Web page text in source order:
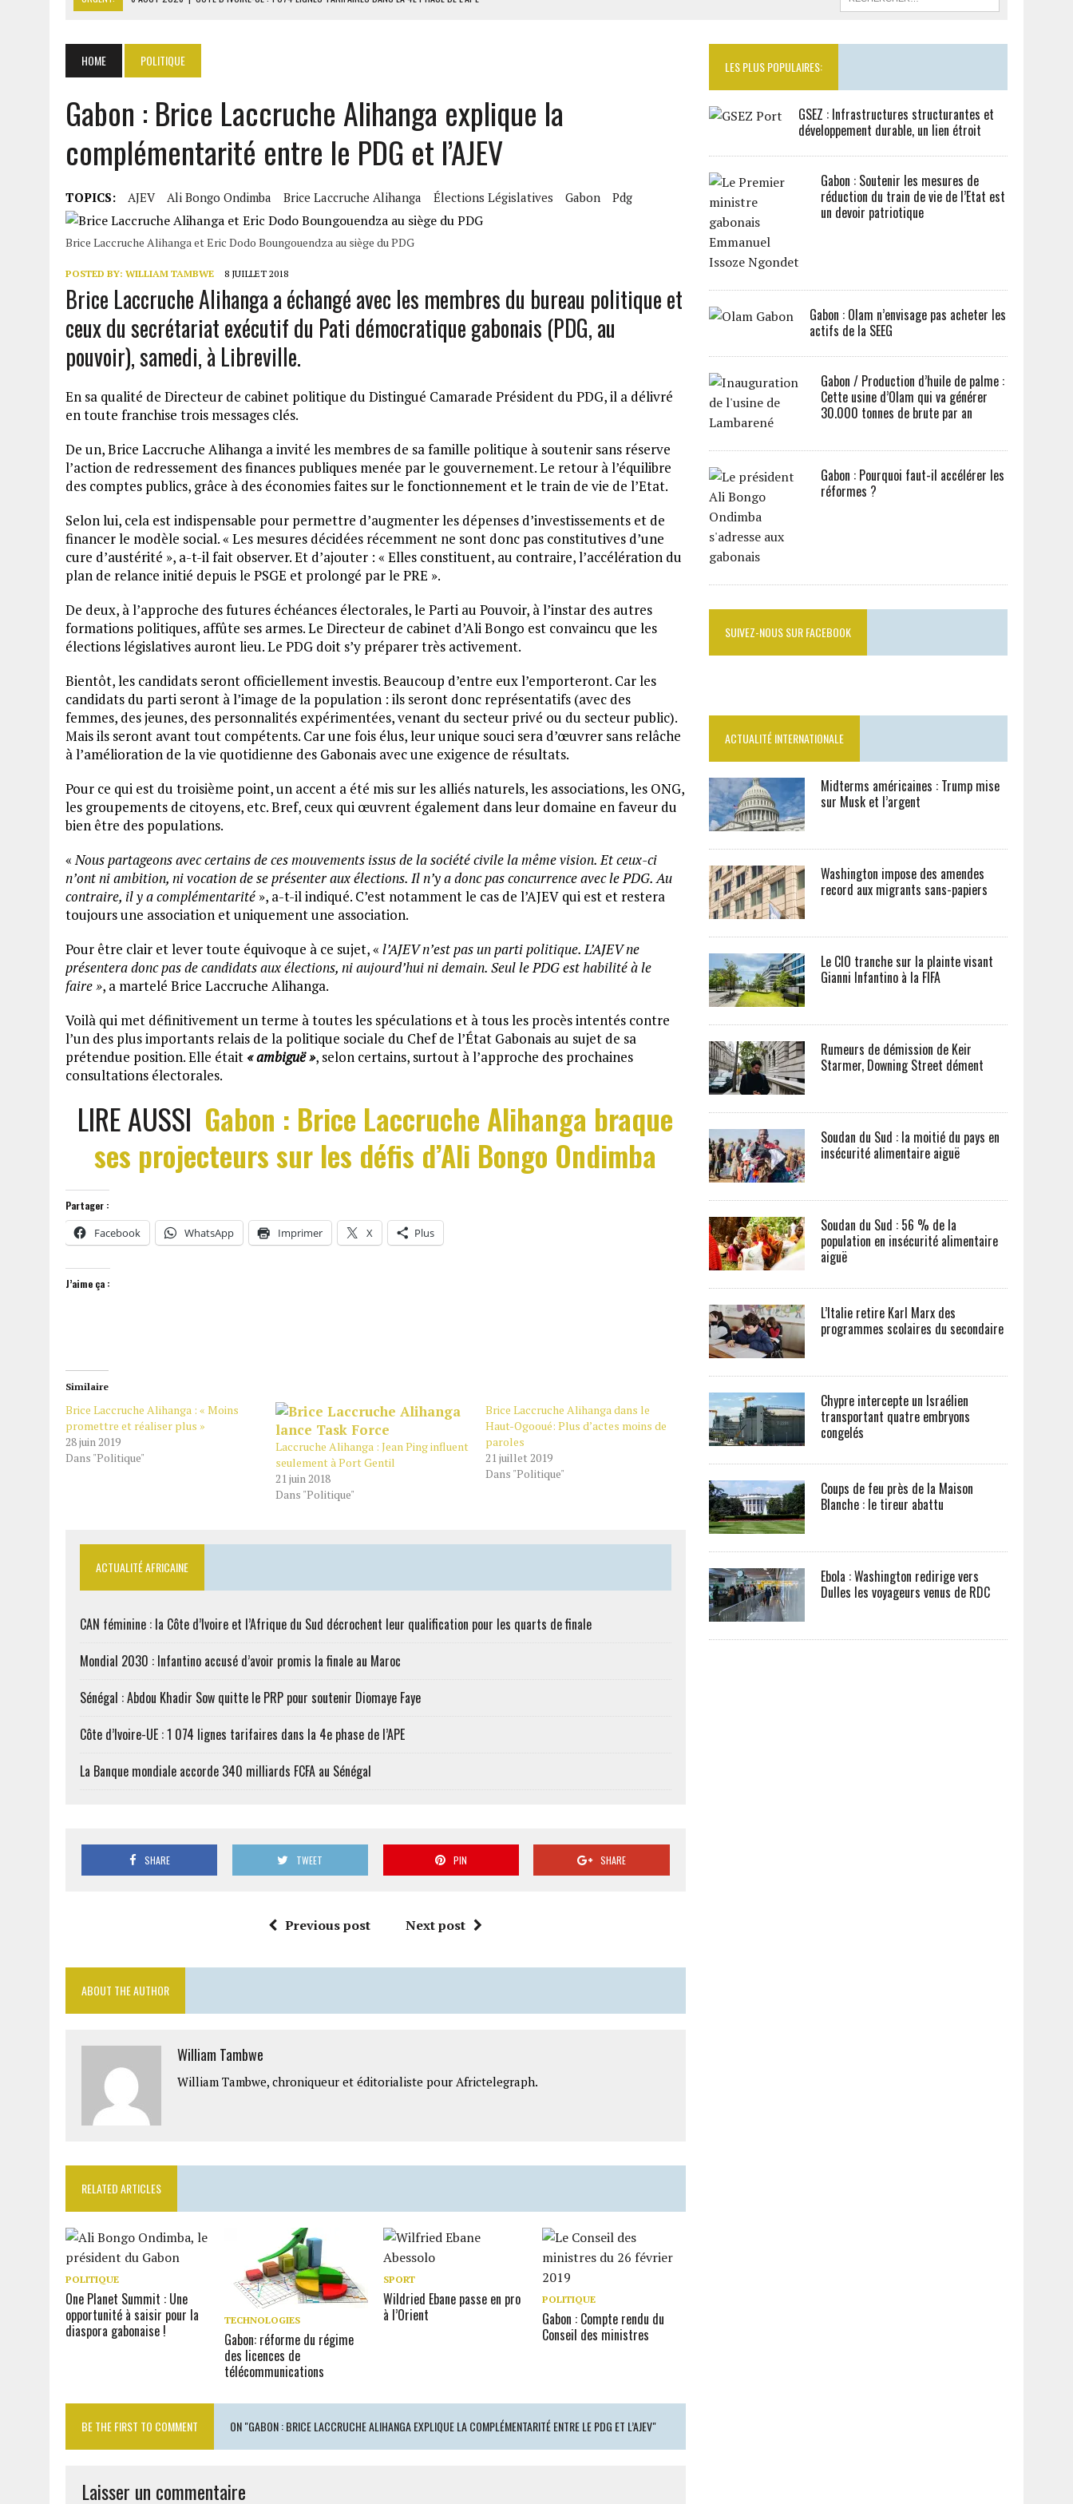
6 AOÛT 2026 | MONDIAL 2030 : INFANTINO ACCUSÉ D’AVOIR PROMIS LA FINALE AU MAROC
6 AOÛT 2026
SÉNÉGAL : ABDOU KHADIR SOW QUITTE LE PRP POUR SOUTENIR DIOMAYE FAYE
HOME POLITIQUE
Gabon : Brice Laccruche Alihanga explique la
complémentarité entre le PDG et l’AJEV
TOPICS: AJEV Ali Bongo Ondimba Brice Laccruche Alihanga Élections Législatives Gabon Pdg
Brice Laccruche Alihanga et Eric Dodo Boungouendza au siège du PDG
POSTED BY: WILLIAM TAMBWE 8 JUILLET 2018
Brice Laccruche Alihanga a échangé avec les membres du bureau politique et
ceux du secrétariat exécutif du Pati démocratique gabonais (PDG, au
pouvoir), samedi, à Libreville.
En sa qualité de Directeur de cabinet politique du Distingué Camarade Président du PDG, il a délivré
en toute franchise trois messages clés.
De un, Brice Laccruche Alihanga a invité les membres de sa famille politique à soutenir sans réserve
l’action de redressement des finances publiques menée par le gouvernement. Le retour à l’équilibre
des comptes publics, grâce à des économies faites sur le fonctionnement et le train de vie de l’Etat.
Selon lui, cela est indispensable pour permettre d’augmenter les dépenses d’investissements et de
financer le modèle social. « Les mesures décidées récemment ne sont donc pas constitutives d’une
cure d’austérité », a-t-il fait observer. Et d’ajouter : « Elles constituent, au contraire, l’accélération du
plan de relance initié depuis le PSGE et prolongé par le PRE ».
De deux, à l’approche des futures échéances électorales, le Parti au Pouvoir, à l’instar des autres
formations politiques, affûte ses armes. Le Directeur de cabinet d’Ali Bongo est convaincu que les
élections législatives auront lieu. Le PDG doit s’y préparer très activement.
Bientôt, les candidats seront officiellement investis. Beaucoup d’entre eux l’emporteront. Car les
candidats du parti seront à l’image de la population : ils seront donc représentatifs (avec des
femmes, des jeunes, des personnalités expérimentées, venant du secteur privé ou du secteur public).
Mais ils seront avant tout compétents. Car une fois élus, leur unique souci sera d’œuvrer sans relâche
à l’amélioration de la vie quotidienne des Gabonais avec une exigence de résultats.
Pour ce qui est du troisième point, un accent a été mis sur les alliés naturels, les associations, les ONG,
les groupements de citoyens, etc. Bref, ceux qui œuvrent également dans leur domaine en faveur du
bien être des populations.
«Nous partageons avec certains de ces mouvements issus de la société civile la même vision. Et ceux-ci
n’ont ni ambition, ni vocation de se présenter aux élections. Il n’y a donc pas concurrence avec le PDG. Au
contraire, il y a complémentarité », a-t-il indiqué. C’est notamment le cas de l’AJEV qui est et restera
toujours une association et uniquement une association.
Pour être clair et lever toute équivoque à ce sujet, « l’AJEV n’est pas un parti politique. L’AJEV ne
présentera donc pas de candidats aux élections, ni aujourd’hui ni demain. Seul le PDG est habilité à le
faire », a martelé Brice Laccruche Alihanga.
Voilà qui met définitivement un terme à toutes les spéculations et à tous les procès intentés contre
l’un des plus importants relais de la politique sociale du Chef de l’État Gabonais au sujet de sa
prétendue position. Elle était« ambiguë », selon certains, surtout à l’approche des prochaines
consultations électorales.
LIRE AUSSI Gabon : Brice Laccruche Alihanga braque
ses projecteurs sur les défis d’Ali Bongo Ondimba
Partager :
Facebook WhatsApp Imprimer X Plus
J’aime ça :
Similaire
Brice Laccruche Alihanga : « Moins
promettre et réaliser plus »
28 juin 2019
Dans "Politique"
Laccruche Alihanga : Jean Ping influent
seulement à Port Gentil
21 juin 2018
Dans "Politique"
Brice Laccruche Alihanga dans le
Haut-Ogooué: Plus d’actes moins de
paroles
21 juillet 2019
Dans "Politique"
ACTUALITÉ AFRICAINE
CAN féminine : la Côte d’Ivoire et l’Afrique du Sud décrochent leur qualification pour les quarts de finale
Mondial 2030 : Infantino accusé d’avoir promis la finale au Maroc
Sénégal : Abdou Khadir Sow quitte le PRP pour soutenir Diomaye Faye
Côte d’Ivoire-UE : 1 074 lignes tarifaires dans la 4e phase de l’APE
La Banque mondiale accorde 340 milliards FCFA au Sénégal
SHARE TWEET PIN SHARE
Previous post Next post
ABOUT THE AUTHOR
William Tambwe
William Tambwe, chroniqueur et éditorialiste pour Africtelegraph.
RELATED ARTICLES
POLITIQUE
One Planet Summit : Une
opportunité à saisir pour la
diaspora gabonaise !
TECHNOLOGIES
Gabon: réforme du régime
des licences de
télécommunications
SPORT
Wildried Ebane passe en pro
à l’Orient
POLITIQUE
Gabon : Compte rendu du
Conseil des ministres
BE THE FIRST TO COMMENT ON "GABON : BRICE LACCRUCHE ALIHANGA EXPLIQUE LA COMPLÉMENTARITÉ ENTRE LE PDG ET L’AJEV"
Laisser un commentaire
LES PLUS POPULAIRES:
GSEZ : Infrastructures structurantes et
développement durable, un lien étroit
Gabon : Soutenir les mesures de
réduction du train de vie de l’Etat est
un devoir patriotique
Gabon : Olam n’envisage pas acheter les
actifs de la SEEG
Gabon / Production d’huile de palme :
Cette usine d’Olam qui va générer
30.000 tonnes de brute par an
Gabon : Pourquoi faut-il accélérer les
réformes ?
SUIVEZ-NOUS SUR FACEBOOK
ACTUALITÉ INTERNATIONALE
Midterms américaines : Trump mise
sur Musk et l’argent
Washington impose des amendes
record aux migrants sans-papiers
Le CIO tranche sur la plainte visant
Gianni Infantino à la FIFA
Rumeurs de démission de Keir
Starmer, Downing Street dément
Soudan du Sud : la moitié du pays en
insécurité alimentaire aiguë
Soudan du Sud : 56 % de la
population en insécurité alimentaire
aiguë
L’Italie retire Karl Marx des
programmes scolaires du secondaire
Chypre intercepte un Israélien
transportant quatre embryons
congelés
Coups de feu près de la Maison
Blanche : le tireur abattu
Ebola : Washington redirige vers
Dulles les voyageurs venus de RDC